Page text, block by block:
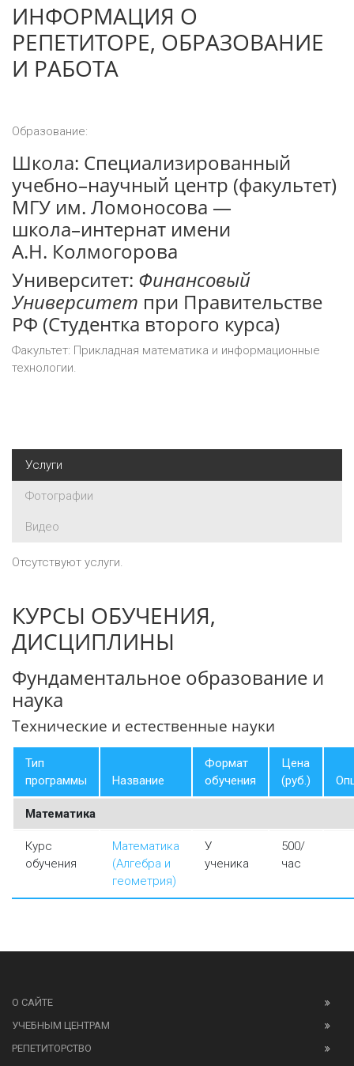
ИНФОРМАЦИЯ О
РЕПЕТИТОРЕ, ОБРАЗОВАНИЕ
И РАБОТА
Образование:
Школа: Специализированный
учебно–научный центр (факультет)
МГУ им. Ломоносова —
школа–интернат имени
А.Н. Колмогорова
Университет: Финансовый
Университет при Правительстве
РФ (Студентка второго курса)
Факультет: Прикладная математика и информационные
технологии.
Услуги
Фотографии
Видео
Отсутствуют услуги.
КУРСЫ ОБУЧЕНИЯ,
ДИСЦИПЛИНЫ
Фундаментальное образование и
наука
Технические и естественные науки
Тип
программы
Название
Формат
обучения
Цена
(руб.)
Математика
Курс
обучения
Математика
(Алгебра и
геометрия)
У
ученика
500/
час
О САЙТЕ
УЧЕБНЫМ ЦЕНТРАМ
РЕПЕТИТОРСТВО